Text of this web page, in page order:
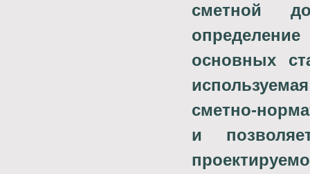
сметной
основных
сметно-
и